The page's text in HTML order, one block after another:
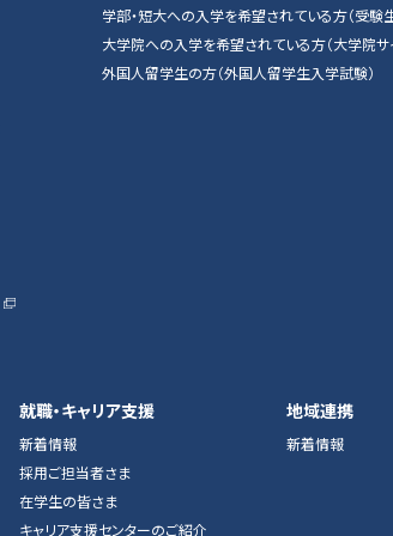
学部・短大への入学を希望されている方（受験
大学院への入学を希望されている方（大学院サ
外国人留学生の方（外国人留学生入学試験）
就職・キャリア支援
新着情報
採用ご担当者さま
在学生の皆さま
キャリア支援センターのご紹介
地域連携
新着情報